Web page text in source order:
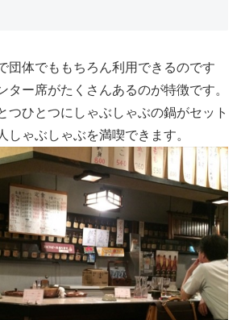
団体でももちろん利用できるのです
ター席がたくさんあるのが特徴です。
つひとつにしゃぶしゃぶの鍋がセット
しゃぶしゃぶを満喫できます。